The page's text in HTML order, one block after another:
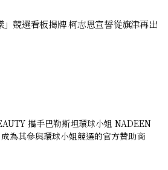
競選看板揭牌 柯志恩宣誓從旗津再出
攜手巴勒斯坦環球小姐 NADEEN
為其參與環球小姐競選的官方贊助商